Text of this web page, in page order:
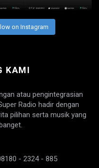
on Instagram
KAMI
atau pengintegrasian
Radio hadir dengan
pilihan serta musik yang
- 2324 - 885